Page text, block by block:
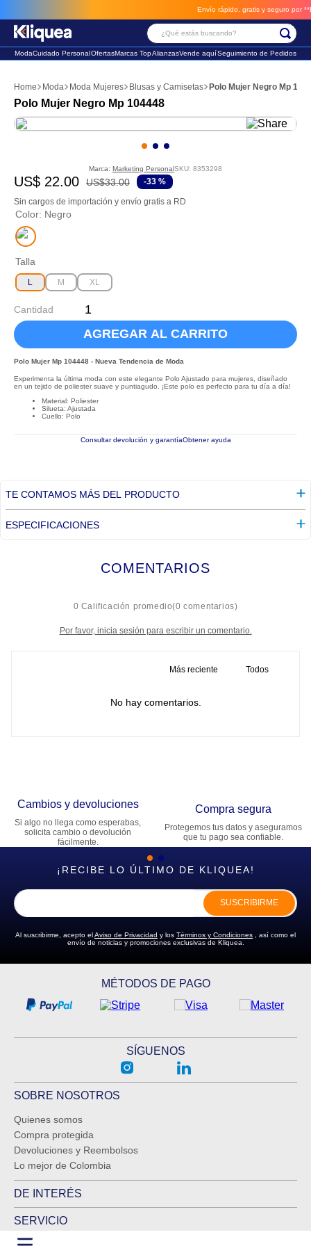
Envío rápido, gratis y seguro por **BM-
¿Qué estás buscando?
ModaCuidado PersonalOfertasMarcas TopAlianzasVende aquíSeguimiento de Pedidos
Moda Moda Mujeres Blusas y Camisetas Polo Mujer Negro Mp
Polo Mujer Negro Mp 104448
Marca: Marketing PersonalSKU: 8353298
US$ 22.00 US$33.00 -33 %
Sin cargos de importación y envío gratis a RD
Color: Negro
Talla
L M XL
Cantidad
AGREGAR AL CARRITO
Polo Mujer Mp 104448 - Nueva Tendencia de Moda
Experimenta la última moda con este elegante Polo Ajustado para mujeres, diseñado
en un tejido de poliester suave y puntiagudo. ¡Este polo es perfecto para tu día a día!
Material: Poliester
Silueta: Ajustada
Cuello: Polo
Consultar devolución y garantíaObtener ayuda
TE CONTAMOS MÁS DEL PRODUCTO
ESPECIFICACIONES
COMENTARIOS
0 Calificación promedio(0 comentarios)
Por favor, inicia sesión para escribir un comentario.
Más reciente Todos
No hay comentarios.
Cambios y devoluciones
Si algo no llega como esperabas,
solicita cambio o devolución
fácilmente.
Compra segura
Protegemos tus datos y aseguramos
que tu pago sea confiable.
¡RECIBE LO ÚLTIMO DE KLIQUEA!
SUSCRIBIRME
Al suscribirme, acepto elAviso de Privacidad y los Términos y Condiciones , así como el
envío de noticias y promociones exclusivas de Kliquea.
MÉTODOS DE PAGO
SÍGUENOS
SOBRE NOSOTROS
Quienes somos
Compra protegida
Devoluciones y Reembolsos
Lo mejor de Colombia
DE INTERÉS
SERVICIO
2. faldas